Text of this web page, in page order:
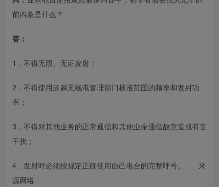
前四条是什么？
答：
1，不得无照、无证发射；
2，不得使用超越无线电管理部门核准范围的频率和发射功
率；
3，不得对其他业务的正常通信和其他业余通信故意造成有害
干扰；
4，发射时必须按规定正确使用自己电台的完整呼号。 来
源网络